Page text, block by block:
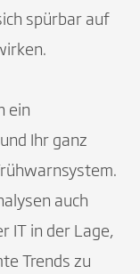
spürbar auf
ein
Ihr ganz
auch
IT in der Lage,
Trends zu